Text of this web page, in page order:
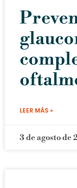
LEER MÁS »
3 de agosto de